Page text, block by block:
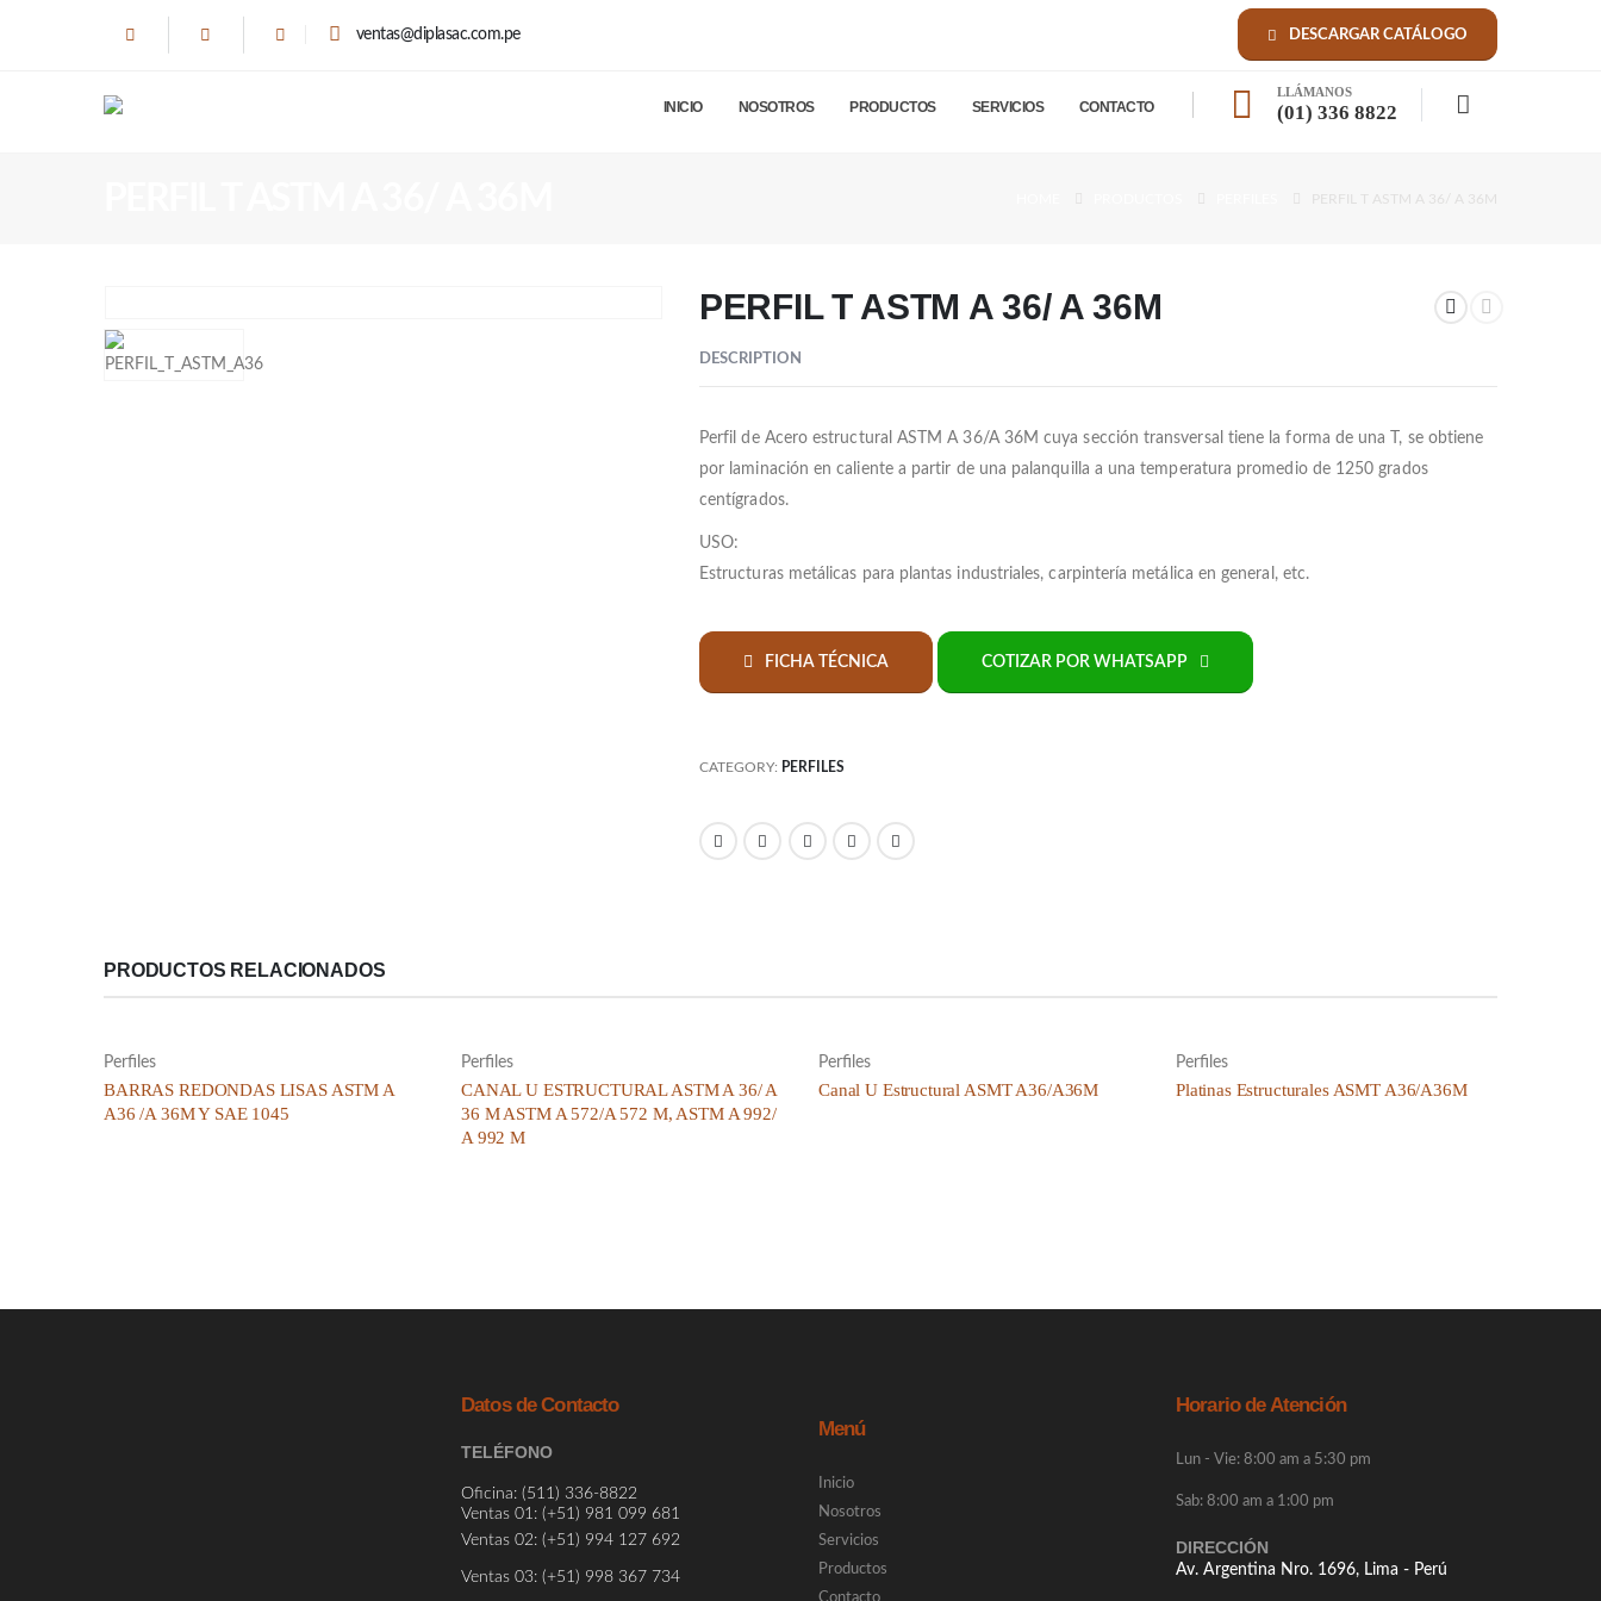
ventas@diplasac.com.pe DESCARGAR CATÁLOGO
INICIO NOSOTROS PRODUCTOS SERVICIOS CONTACTO
LLÁMANOS
(01) 336 8822
PERFIL T ASTM A 36/ A 36M
PERFIL T ASTM A 36/ A 36M
DESCRIPTION
Perfil de Acero estructural ASTM A 36/A 36M cuya sección transversal tiene la forma de una T, se obtiene
por laminación en caliente a partir de una palanquilla a una temperatura promedio de 1250 grados
centígrados.
USO:
Estructuras metálicas para plantas industriales, carpintería metálica en general, etc.
FICHA TÉCNICA COTIZAR POR WHATSAPP
CATEGORY: PERFILES
PRODUCTOS RELACIONADOS
Perfiles
BARRAS REDONDAS LISAS ASTM A
A36 /A 36M Y SAE 1045
Perfiles
CANAL U ESTRUCTURAL ASTM A 36/ A
36 M ASTM A 572/A 572 M, ASTM A 992/
A 992 M
Perfiles
Canal U Estructural ASMT A36/A36M
Perfiles
Platinas Estructurales ASMT A36/A36M
Datos de Contacto
TELÉFONO
Oficina: (511) 336-8822
Ventas 01: (+51) 981 099 681
Ventas 02: (+51) 994 127 692
Ventas 03: (+51) 998 367 734
Menú
Inicio
Nosotros
Servicios
Productos
Contacto
Horario de Atención
Lun - Vie: 8:00 am a 5:30 pm
Sab: 8:00 am a 1:00 pm
DIRECCIÓN
Av. Argentina Nro. 1696, Lima - Perú